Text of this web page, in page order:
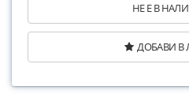
НЕ Е В
ДОБАВИ